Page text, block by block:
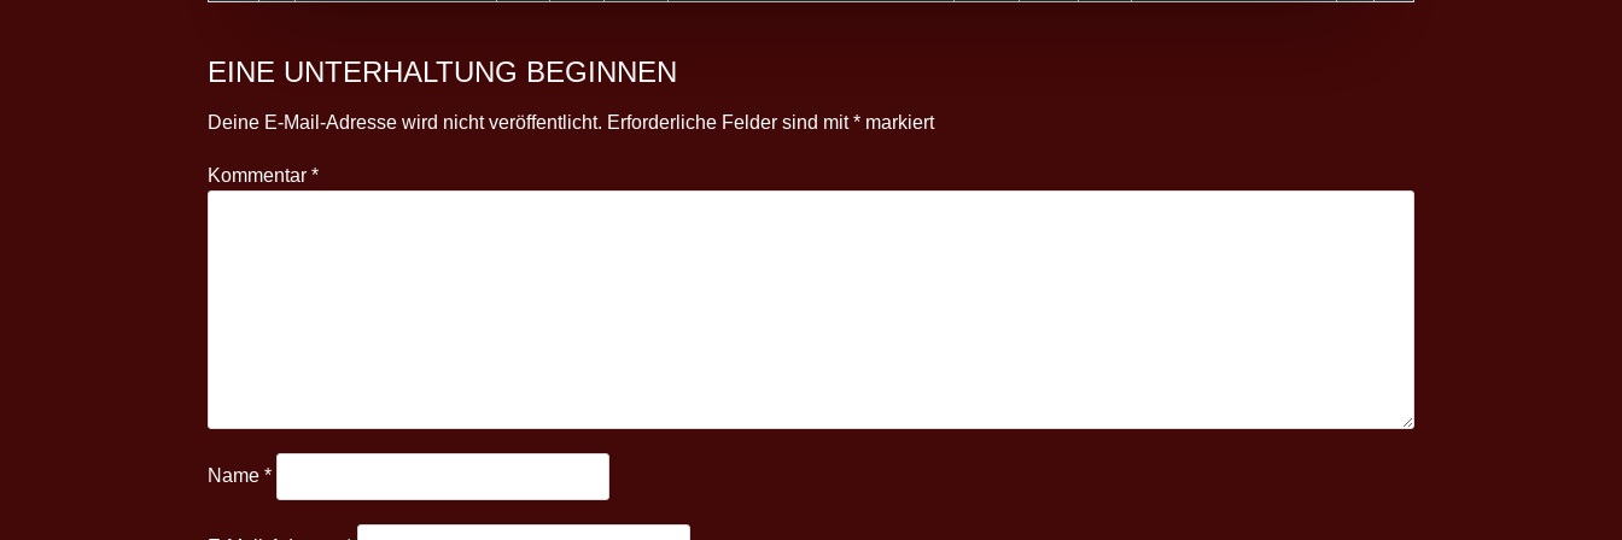
EINE UNTERHALTUNG BEGINNEN
Deine E-Mail-Adresse wird nicht veröffentlicht. Erforderliche Felder sind mit* markiert
Kommentar *
Name *